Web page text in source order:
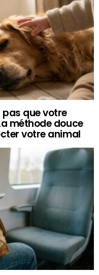
que votre
méthode douce
votre animal